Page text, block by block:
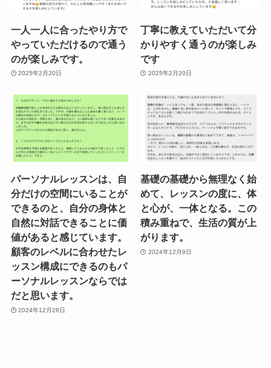
一人一人に合ったやり方で
やっていただけるので通う
のが楽しみです。
2025年2月20日
丁寧に教えていただいて分
かりやすく通うのが楽しみ
です
2025年2月20日
パーソナルレッスンは、自
分だけの空間にいることが
できるのと、自分の身体と
自然に対話できることに価
値があると感じています。
顧客のレベルに合わせたレ
ッスン構成にできるのもパ
ーソナルレッスンならでは
だと思います。
2024年12月28日
基礎の基礎から無理なく始
めて、レッスンの度に、体
と心が、一体となる。この
積み重ねで、生活の質が上
がります。
2024年12月9日